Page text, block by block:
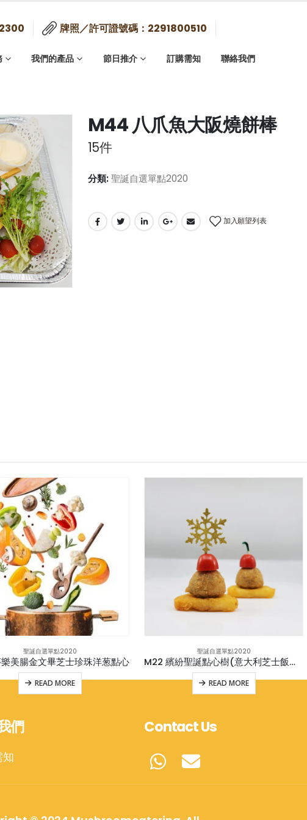
牌照／許可證號碼：2291800510
我們的產品 節日推介 訂購需知 聯絡我們
M44 八爪魚大阪燒餅棒
15件
分類:聖誕自選單點2020
加入願望列表
聖誕自選單點2020
美腸金文畢芝士珍珠洋葱點心
READ MORE
聖誕自選單點2020
M22 繽紛聖誕點心樹(意大利芝士飯球,黃金薯餅,車厘茄)附蜜糖芥末醬(v)
READ MORE
們 Contact Us